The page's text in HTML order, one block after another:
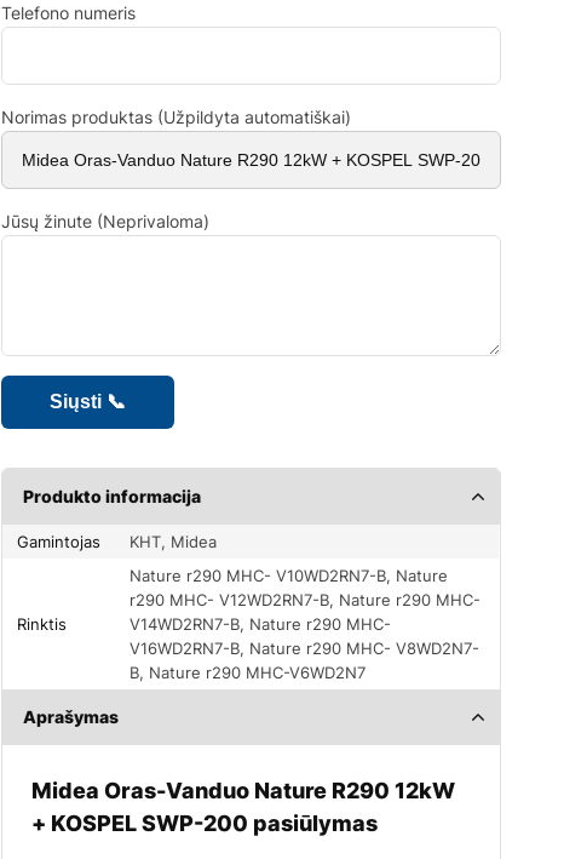
Telefono numeris
Norimas produktas (Užpildyta automatiškai)
Jūsų žinute (Neprivaloma)
Produkto informacija
Gamintojas KHT, Midea
Rinktis
Nature r290 MHC- V10WD2RN7-B, Nature
r290 MHC- V12WD2RN7-B, Nature r290 MHC-
V14WD2RN7-B, Nature r290 MHC-
V16WD2RN7-B, Nature r290 MHC- V8WD2N7-
B, Nature r290 MHC-V6WD2N7
Aprašymas
Midea Oras-Vanduo Nature R290 12kW
+ KOSPEL SWP-200 pasiūlymas